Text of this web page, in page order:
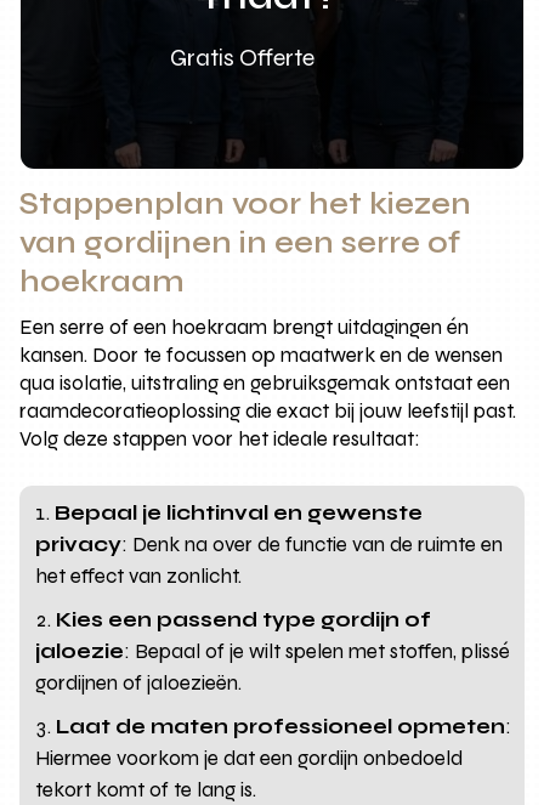
Gratis Offerte
Stappenplan voor het kiezen
van gordijnen in een serre of
hoekraam
Een serre of een hoekraam brengt uitdagingen én
kansen. Door te focussen op maatwerk en de wensen
qua isolatie, uitstraling en gebruiksgemak ontstaat een
raamdecoratieoplossing die exact bij jouw leefstijl past.
Volg deze stappen voor het ideale resultaat:
Bepaal je lichtinval en gewenste
privacy: Denk na over de functie van de ruimte en
het effect van zonlicht.
Kies een passend type gordijn of
jaloezie: Bepaal of je wilt spelen met stoffen, plissé
gordijnen of jaloezieën.
Laat de maten professioneel opmeten:
Hiermee voorkom je dat een gordijn onbedoeld
tekort komt of te lang is.